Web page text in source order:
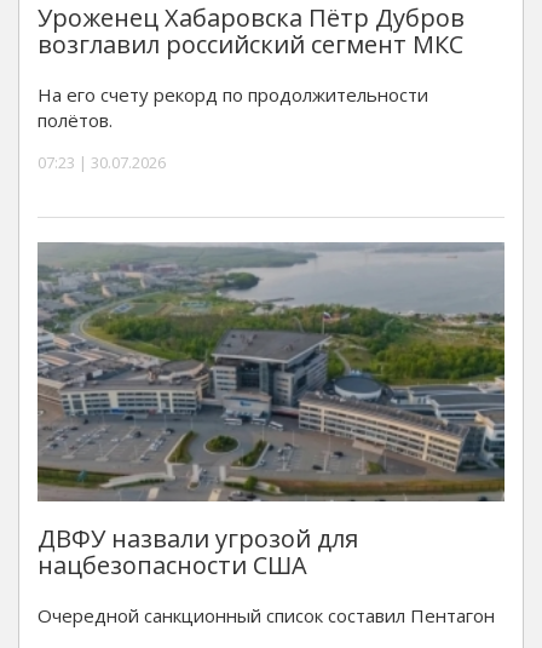
Уроженец Хабаровска Пётр Дубров
возглавил российский сегмент МКС
На его счету рекорд по продолжительности
полётов.
07:23 | 30.07.2026
ДВФУ назвали угрозой для
нацбезопасности США
Очередной санкционный список составил Пентагон